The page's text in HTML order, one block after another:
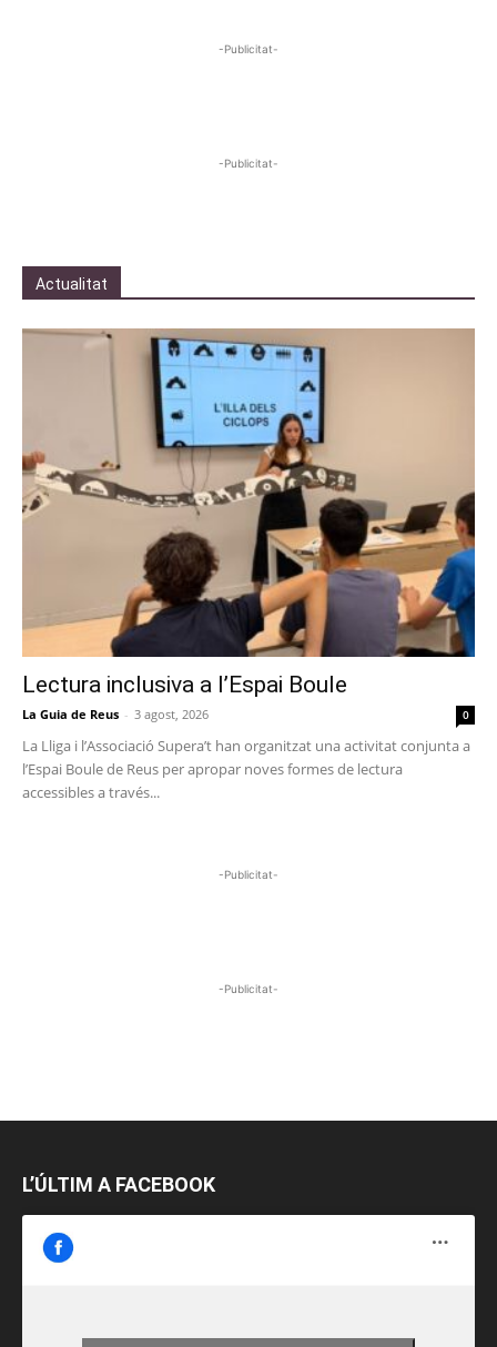
-Publicitat-
-Publicitat-
Actualitat
Lectura inclusiva a l’Espai Boule
La Guia de Reus - 3 agost, 2026 0
La Lliga i l’Associació Supera’t han organitzat una activitat conjunta a
l’Espai Boule de Reus per apropar noves formes de lectura
accessibles a través...
-Publicitat-
-Publicitat-
L’ÚLTIM A FACEBOOK